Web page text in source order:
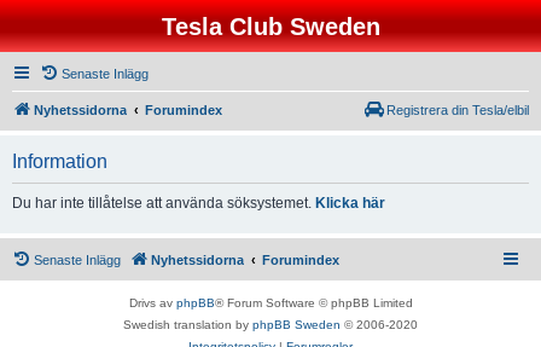
Tesla Club Sweden
Senaste Inlägg
Nyhetssidorna Forumindex Registrera din Tesla/elbil
Information
Du har inte tillåtelse att använda söksystemet. Klicka här
Senaste Inlägg Nyhetssidorna Forumindex
Drivs av phpBB® Forum Software © phpBB Limited
Swedish translation by phpBB Sweden © 2006-2020